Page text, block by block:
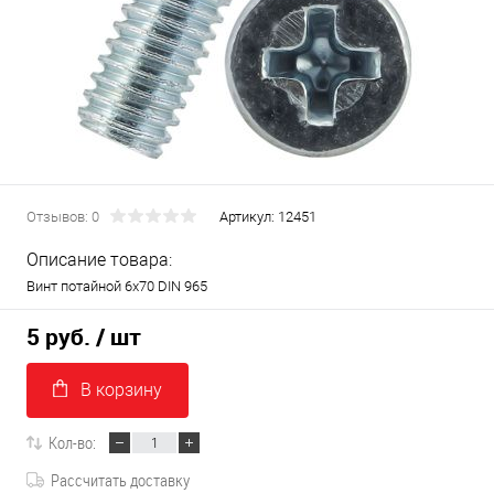
Отзывов: 0 Артикул: 12451
Описание товара:
Винт потайной 6х70 DIN 965
5 руб. / шт
В корзину
Кол-во:
Рассчитать доставку